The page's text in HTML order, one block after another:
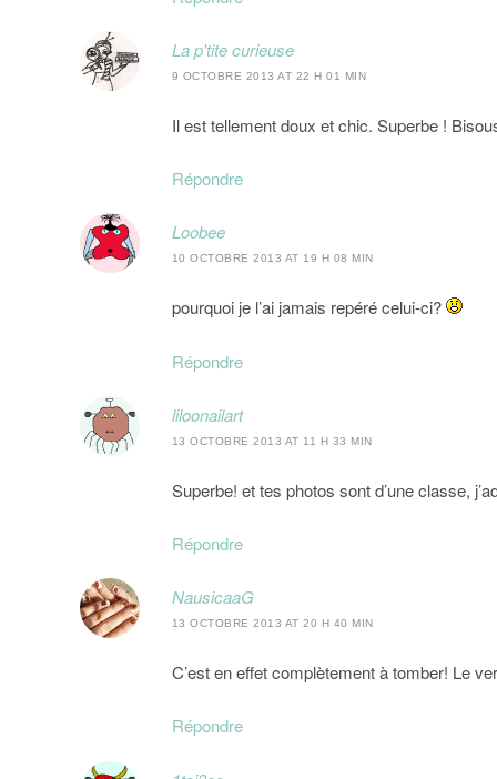
La p'tite curieuse
9 OCTOBRE 2013 AT 22 H 01 MIN
Il est tellement doux et chic. Superbe !
Répondre
Loobee
10 OCTOBRE 2013 AT 19 H 08 MIN
pourquoi je l’ai jamais repéré celui-ci?
Répondre
liloonailart
13 OCTOBRE 2013 AT 11 H 33 MIN
Superbe! et tes photos sont d’une classe,
Répondre
NausicaaG
13 OCTOBRE 2013 AT 20 H 40 MIN
C’est en effet complètement à tomber! Le
Répondre